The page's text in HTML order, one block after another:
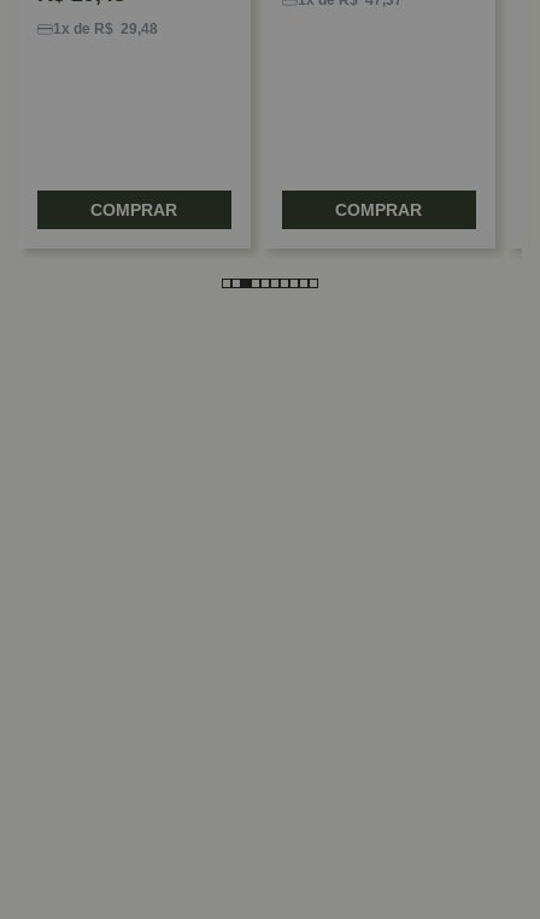
1x de R$ 29,48
COMPRAR COMPRAR